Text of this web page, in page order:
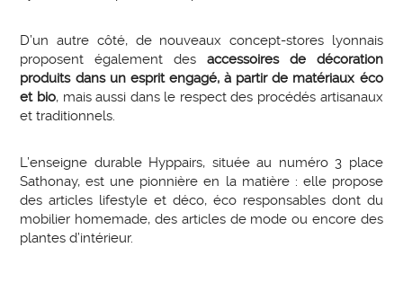
D’un autre côté, de nouveaux concept-stores lyonnais
proposent également des accessoires de décoration
produits dans un esprit engagé, à partir de matériaux éco
et bio, mais aussi dans le respect des procédés artisanaux
et traditionnels.
L’enseigne durable Hyppairs, située au numéro 3 place
Sathonay, est une pionnière en la matière : elle propose
des articles lifestyle et déco, éco responsables dont du
mobilier homemade, des articles de mode ou encore des
plantes d’intérieur.